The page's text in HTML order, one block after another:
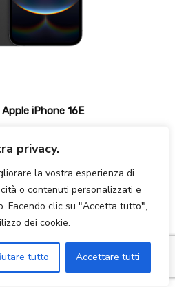
privacy.
la vostra esperienza di
o contenuti personalizzati e
Facendo clic su "Accetta tutto",
dei cookie.
tutto Accettare tutti
iPhone 16E